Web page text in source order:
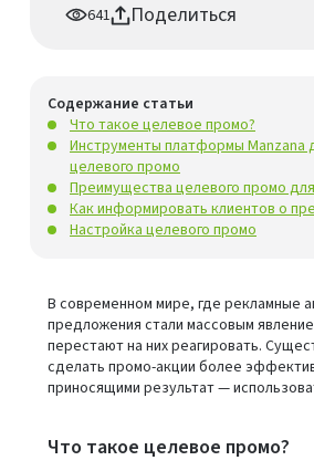
641 Поделиться
Содержание статьи
Что такое целевое промо?
Инструменты платформы Manzana
целевого промо
Преимущества целевого промо
Как информировать клиентов о
Настройка целевого промо
В современном мире, где рекламные
предложения стали массовым
перестают на них реагировать.
сделать промо-акции более
приносящими результат —
Что такое целевое промо?